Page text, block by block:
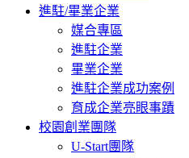
進駐/畢業企業
媒合專區
進駐企業
畢業企業
進駐企業成功案例
育成企業亮眼事蹟
校園創業團隊
U-Start團隊